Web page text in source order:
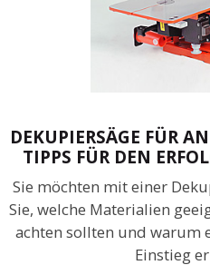
DEKUPIERSÄGE FÜR
TIPPS FÜR DEN
Sie möchten mit einer
Sie, welche Materialien
achten sollten und warum
Einstieg